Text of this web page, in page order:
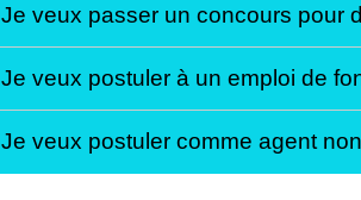
Je veux passer un concours pour
Je veux postuler à un emploi de
Je veux postuler comme agent